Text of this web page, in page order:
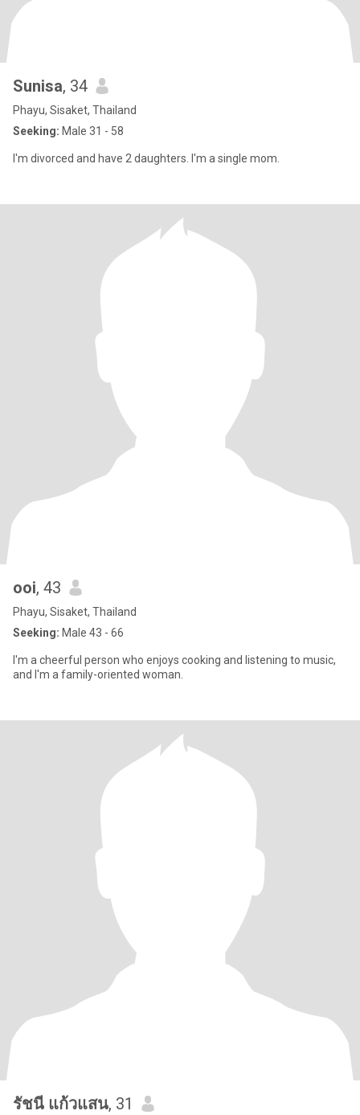
Sunisa, 34
Phayu, Sisaket, Thailand
Seeking: Male 31 - 58
I'm divorced and have 2 daughters. I'm a single mom.
ooi, 43
Phayu, Sisaket, Thailand
Seeking: Male 43 - 66
I'm a cheerful person who enjoys cooking and listening to music,
and I'm a family-oriented woman.
รัชนี แก้วแสน, 31